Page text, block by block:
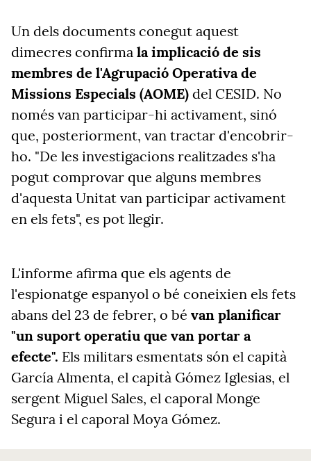
Un dels documents conegut aquest
dimecres confirma la implicació de sis
membres de l'Agrupació Operativa de
Missions Especials (AOME) del CESID. No
només van participar-hi activament, sinó
que, posteriorment, van tractar d'encobrir-
ho. "De les investigacions realitzades s'ha
pogut comprovar que alguns membres
d'aquesta Unitat van participar activament
en els fets", es pot llegir.
L'informe afirma que els agents de
l'espionatge espanyol o bé coneixien els fets
abans del 23 de febrer, o bé van planificar
"un suport operatiu que van portar a
efecte". Els militars esmentats són el capità
García Almenta, el capità Gómez Iglesias, el
sergent Miguel Sales, el caporal Monge
Segura i el caporal Moya Gómez.